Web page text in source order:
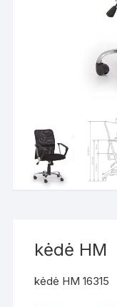
kėdė HM
kėdė HM 16315